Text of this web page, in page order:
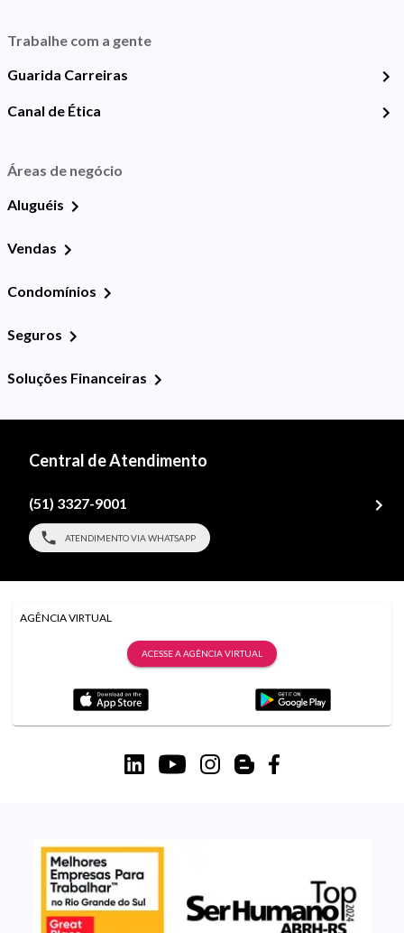
Trabalhe com a gente
Guarida Carreiras
Canal de Ética
Áreas de negócio
Aluguéis
Vendas
Condomínios
Seguros
Soluções Financeiras
Central de Atendimento
(51) 3327-9001
ATENDIMENTO VIA WHATSAPP
AGÊNCIA VIRTUAL
ACESSE A AGÊNCIA VIRTUAL